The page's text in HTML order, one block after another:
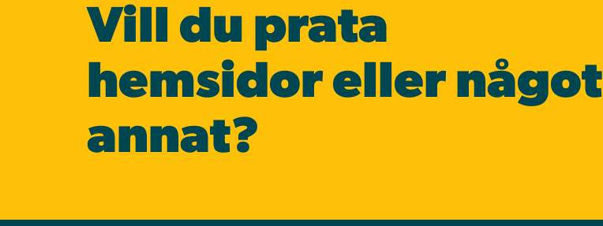
Vill du prata
hemsidor eller något
annat?